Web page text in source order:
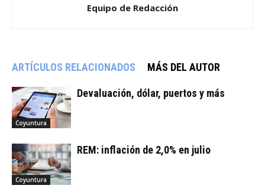
Equipo de Redacción
ARTÍCULOS RELACIONADOS MÁS DEL AUTOR
Coyuntura
Devaluación, dólar, puertos y más
Coyuntura
REM: inflación de 2,0% en julio